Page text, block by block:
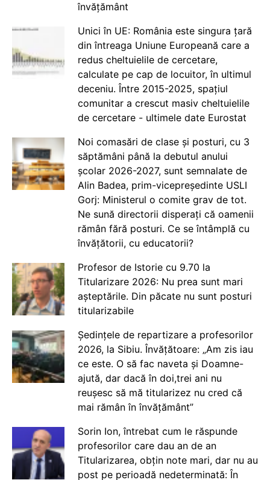
învățământ
Unici în UE: România este singura țară
din întreaga Uniune Europeană care a
redus cheltuielile de cercetare,
calculate pe cap de locuitor, în ultimul
deceniu. Între 2015-2025, spațiul
comunitar a crescut masiv cheltuielile
de cercetare - ultimele date Eurostat
Noi comasări de clase și posturi, cu 3
săptămâni până la debutul anului
școlar 2026-2027, sunt semnalate de
Alin Badea, prim-vicepreședinte USLI
Gorj: Ministerul o comite grav de tot.
Ne sună directorii disperați că oamenii
rămân fără posturi. Ce se întâmplă cu
învățătorii, cu educatorii?
Profesor de Istorie cu 9.70 la
Titularizare 2026: Nu prea sunt mari
așteptările. Din păcate nu sunt posturi
titularizabile
Ședințele de repartizare a profesorilor
2026, la Sibiu. Învățătoare: „Am zis iau
ce este. O să fac naveta și Doamne-
ajută, dar dacă în doi,trei ani nu
reușesc să mă titularizez nu cred că
mai rămân în învățământ”
Sorin Ion, întrebat cum le răspunde
profesorilor care dau an de an
Titularizarea, obțin note mari, dar nu au
post pe perioadă nedeterminată: În